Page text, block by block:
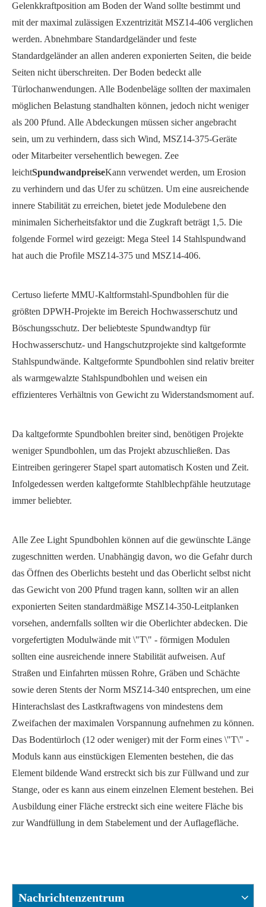
Gelenkkraftposition am Boden der Wand sollte bestimmt und
mit der maximal zulässigen Exzentrizität MSZ14-406 verglichen
werden. Abnehmbare Standardgeländer und feste
Standardgeländer an allen anderen exponierten Seiten, die beide
Seiten nicht überschreiten. Der Boden bedeckt alle
Türlochanwendungen. Alle Bodenbeläge sollten der maximalen
möglichen Belastung standhalten können, jedoch nicht weniger
als 200 Pfund. Alle Abdeckungen müssen sicher angebracht
sein, um zu verhindern, dass sich Wind, MSZ14-375-Geräte
oder Mitarbeiter versehentlich bewegen. Zee
leichtSpundwandpreiseKann verwendet werden, um Erosion
zu verhindern und das Ufer zu schützen. Um eine ausreichende
innere Stabilität zu erreichen, bietet jede Modulebene den
minimalen Sicherheitsfaktor und die Zugkraft beträgt 1,5. Die
folgende Formel wird gezeigt: Mega Steel 14 Stahlspundwand
hat auch die Profile MSZ14-375 und MSZ14-406.
Certuso lieferte MMU-Kaltformstahl-Spundbohlen für die
größten DPWH-Projekte im Bereich Hochwasserschutz und
Böschungsschutz. Der beliebteste Spundwandtyp für
Hochwasserschutz- und Hangschutzprojekte sind kaltgeformte
Stahlspundwände. Kaltgeformte Spundbohlen sind relativ breiter
als warmgewalzte Stahlspundbohlen und weisen ein
effizienteres Verhältnis von Gewicht zu Widerstandsmoment auf.
Da kaltgeformte Spundbohlen breiter sind, benötigen Projekte
weniger Spundbohlen, um das Projekt abzuschließen. Das
Eintreiben geringerer Stapel spart automatisch Kosten und Zeit.
Infolgedessen werden kaltgeformte Stahlblechpfähle heutzutage
immer beliebter.
Alle Zee Light Spundbohlen können auf die gewünschte Länge
zugeschnitten werden. Unabhängig davon, wo die Gefahr durch
das Öffnen des Oberlichts besteht und das Oberlicht selbst nicht
das Gewicht von 200 Pfund tragen kann, sollten wir an allen
exponierten Seiten standardmäßige MSZ14-350-Leitplanken
vorsehen, andernfalls sollten wir die Oberlichter abdecken. Die
vorgefertigten Modulwände mit \"T\" - förmigen Modulen
sollten eine ausreichende innere Stabilität aufweisen. Auf
Straßen und Einfahrten müssen Rohre, Gräben und Schächte
sowie deren Stents der Norm MSZ14-340 entsprechen, um eine
Hinterachslast des Lastkraftwagens von mindestens dem
Zweifachen der maximalen Vorspannung aufnehmen zu können.
Das Bodentürloch (12 oder weniger) mit der Form eines \"T\" -
Moduls kann aus einstückigen Elementen bestehen, die das
Element bildende Wand erstreckt sich bis zur Füllwand und zur
Stange, oder es kann aus einem einzelnen Element bestehen. Bei
Ausbildung einer Fläche erstreckt sich eine weitere Fläche bis
zur Wandfüllung in dem Stabelement und der Auflagefläche.
Nachrichtenzentrum